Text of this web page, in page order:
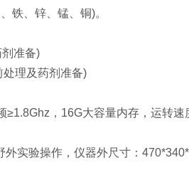
铁、锌、锰、铜)。
准备)
理及药剂准备)
，16G大容量内存，运转
实验操作，仪器外尺寸：